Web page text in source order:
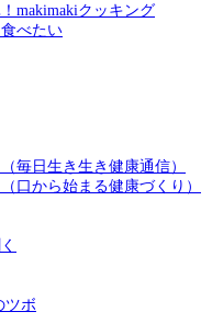
makimakiクッキング
べたい
毎日生き生き健康通信）
口から始まる健康づくり）
ツボ